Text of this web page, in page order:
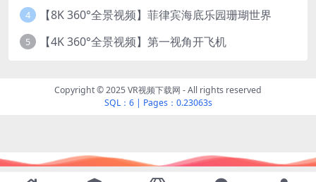
4 【8K 360°全景视频】菲律宾海底乐园珊瑚世界
5 【4K 360°全景视频】第一视角开飞机
Copyright © 2025 VR视频下载网 - All rights reserved
SQL：6| Pages：0.23063s